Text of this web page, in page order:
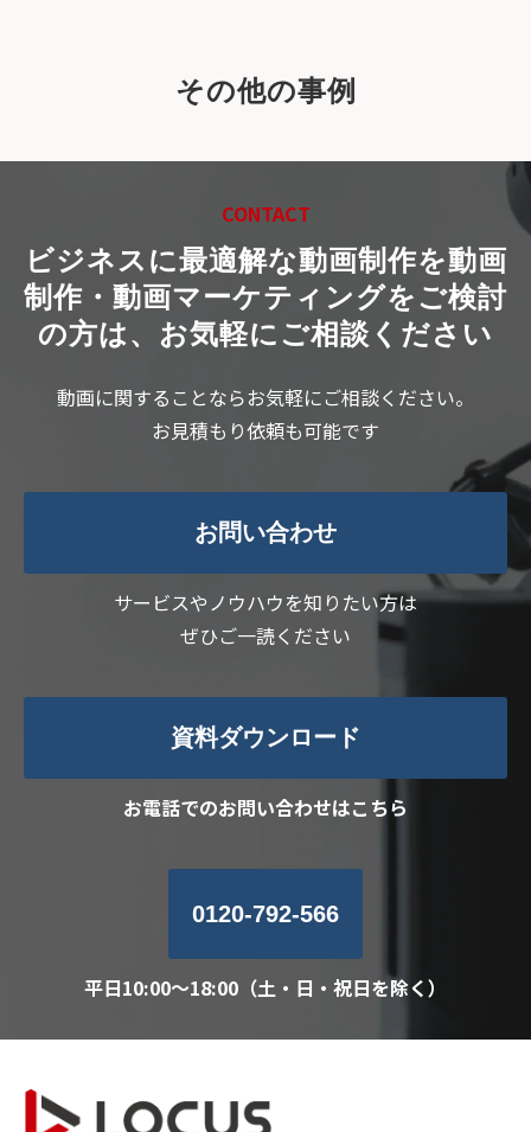
その他の事例
CONTACT
ビジネスに最適解な動画制作を動画
制作・動画マーケティングをご検討
の方は、お気軽にご相談ください
動画に関することならお気軽にご相談ください。
お見積もり依頼も可能です
お問い合わせ
サービスやノウハウを知りたい方は
ぜひご一読ください
資料ダウンロード
お電話でのお問い合わせはこちら
0120-792-566
平日10:00～18:00（土・日・祝日を除く）